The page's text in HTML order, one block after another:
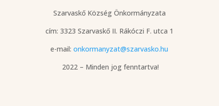
Szarvaskő Község Önkormányzata
cím: 3323 Szarvaskő II. Rákóczi F. utca 1
e-mail:onkormanyzat@szarvasko.hu
2022 – Minden jog fenntartva!